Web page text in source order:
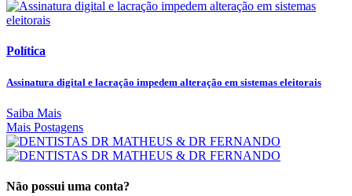
Política
Assinatura digital e lacração impedem alteração em sistemas eleitorais
Saiba Mais
Mais Postagens
Não possui uma conta?